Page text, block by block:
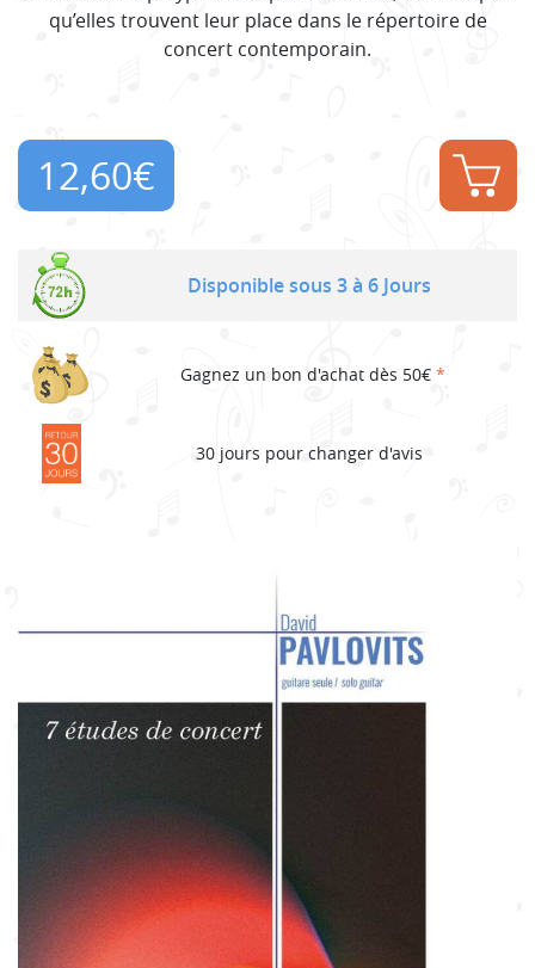
qu’elles trouvent leur place dans le répertoire de
concert contemporain.
12,60€
Disponible sous 3 à 6 Jours
Gagnez un bon d'achat dès 50€ *
30 jours pour changer d'avis